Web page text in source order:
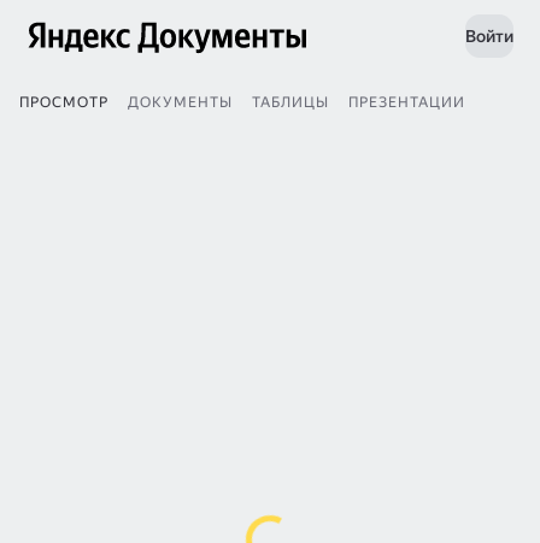
Войти
ПРОСМОТР ДОКУМЕНТЫ ТАБЛИЦЫ ПРЕЗЕНТАЦИИ